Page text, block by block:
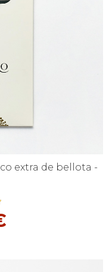
extra de bellota -